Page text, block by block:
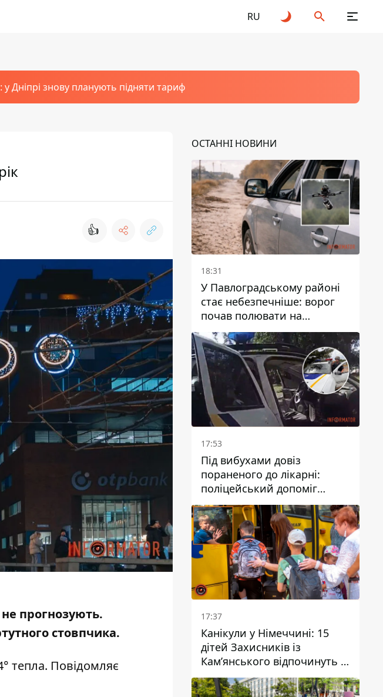
RU
Дніпрі знову планують підняти тариф
👍
прогнозують.
стовпчика.
тепла. Повідомляє
ОСТАННІ НОВИНИ
18:31
У Павлоградському районі
стає небезпечніше: ворог
почав полювати на
цивільний та військовий
транспорти
17:53
Під вибухами довіз
пораненого до лікарні:
поліцейський допоміг
постраждалому після атаки
на Кам’янський район
17:37
Канікули у Німеччині: 15
дітей Захисників із
Кам’янського відпочинуть у
Вупперталі